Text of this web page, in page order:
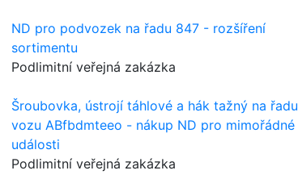
ND pro podvozek na řadu 847 - rozšíření
sortimentu
Podlimitní veřejná zakázka
Šroubovka, ústrojí táhlové a hák tažný na řadu
vozu ABfbdmteeo - nákup ND pro mimořádné
události
Podlimitní veřejná zakázka